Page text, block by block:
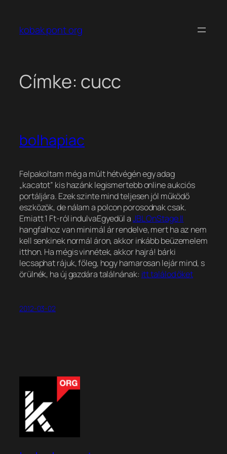
tartalomhoz
kobak pont org
Címke: cucc
bolhapiac
Felpakoltam még a múlt hétvégén egy adag
„kacatot” kis hazánk legismertebb online aukciós
portáljára. Ezek szinte mind teljesen jól működő
eszközök, de nálam a polcon porosodnak csak.
Emiatt 1 Ft-ról indulvaEgyedül aJBL OnStage II
hangfalhoz van minimál ár rendelve, mert ha az nem
kell senkinek normál áron, akkor inkább beüzemelem
itthon. Ha mégis vinnétek, akkor hajrá! bárki
lecsaphat rájuk, főleg, hogy hamarosan lejár mind, s
örülnék, ha új gazdára találnának: itt találod őket
2012-03-02